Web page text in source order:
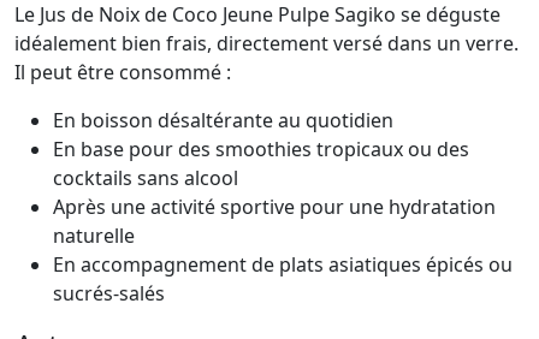
Le Jus de Noix de Coco Jeune Pulpe Sagiko se déguste
idéalement bien frais, directement versé dans un verre.
Il peut être consommé :
En boisson désaltérante au quotidien
En base pour des smoothies tropicaux ou des
cocktails sans alcool
Après une activité sportive pour une hydratation
naturelle
En accompagnement de plats asiatiques épicés ou
sucrés-salés